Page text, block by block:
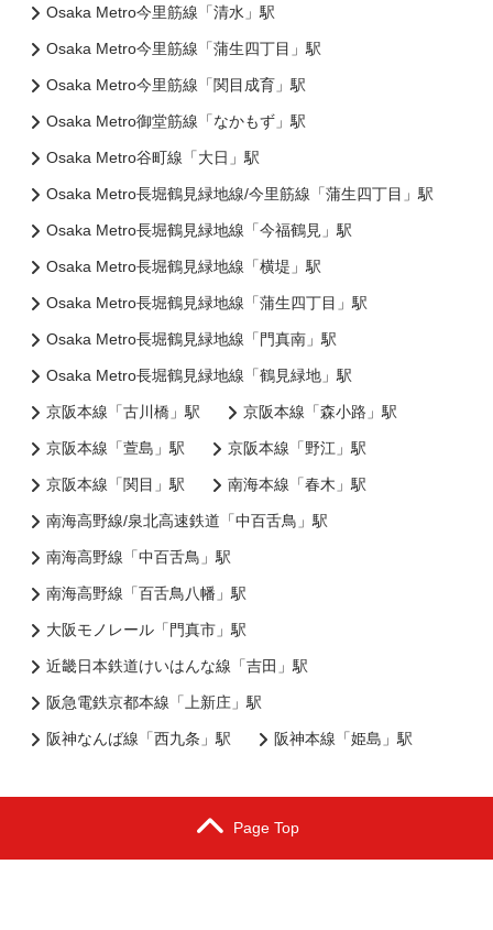
Osaka Metro今里筋線「清水」駅
Osaka Metro今里筋線「蒲生四丁目」駅
Osaka Metro今里筋線「関目成育」駅
Osaka Metro御堂筋線「なかもず」駅
Osaka Metro谷町線「大日」駅
Osaka Metro長堀鶴見緑地線/今里筋線「蒲生四丁目」駅
Osaka Metro長堀鶴見緑地線「今福鶴見」駅
Osaka Metro長堀鶴見緑地線「横堤」駅
Osaka Metro長堀鶴見緑地線「蒲生四丁目」駅
Osaka Metro長堀鶴見緑地線「門真南」駅
Osaka Metro長堀鶴見緑地線「鶴見緑地」駅
京阪本線「古川橋」駅 京阪本線「森小路」駅
京阪本線「萱島」駅 京阪本線「野江」駅
京阪本線「関目」駅 南海本線「春木」駅
南海高野線/泉北高速鉄道「中百舌鳥」駅
南海高野線「中百舌鳥」駅
南海高野線「百舌鳥八幡」駅
大阪モノレール「門真市」駅
近畿日本鉄道けいはんな線「吉田」駅
阪急電鉄京都本線「上新庄」駅
阪神なんば線「西九条」駅 阪神本線「姫島」駅
Page Top